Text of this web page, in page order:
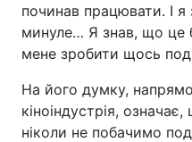
починав працювати. І
минуле… Я знав, що це
мене зробити щось
На його думку,
кіноіндустрія,
ніколи не побачимо